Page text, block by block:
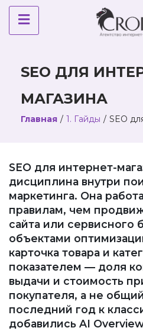
SEO ДЛЯ
МАГАЗИНА
Главная / 1. Гайды / SEO
SEO для интернет-
дисциплина внутри
маркетинга. Она
правилам, чем
сайта или сервисного
объектами
карточка товара и
показателем — доля
выдачи и стоимость
покупателя, а не
последний год к
добавились AI